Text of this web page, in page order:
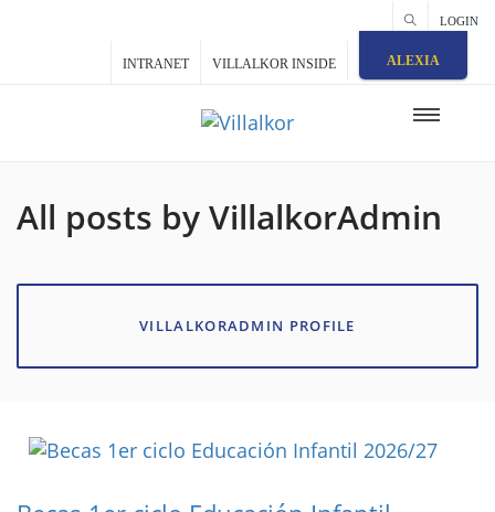
LOGIN
INTRANET VILLALKOR INSIDE ALEXIA
All posts by VillalkorAdmin
VILLALKORADMIN PROFILE